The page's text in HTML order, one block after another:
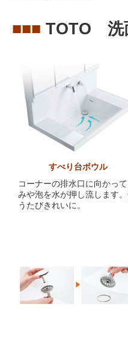
■■■ TOTO 洗
すべり台ボウル
コーナーの排水口に向かっ
みや泡を水が押し流します
うたびきれいに。